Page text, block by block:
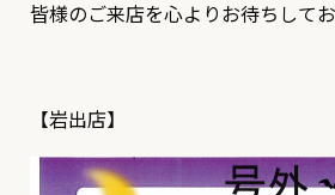
皆様のご来店を心よりお待ちして
【岩出店】